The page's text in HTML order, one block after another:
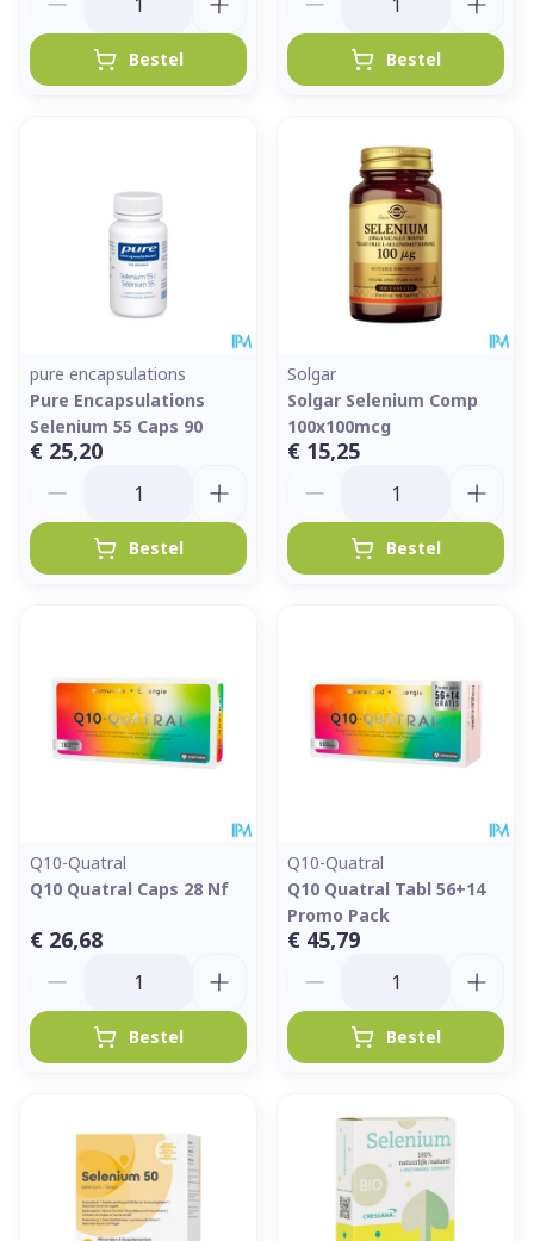
Bestel Bestel
pure encapsulations
Pure Encapsulations
Selenium 55 Caps 90
€ 25,20
Bestel
Solgar
Solgar Selenium Comp
100x100mcg
€ 15,25
Bestel
Q10-Quatral
Q10 Quatral Caps 28 Nf
€ 26,68
Bestel
Q10-Quatral
Q10 Quatral Tabl 56+14
Promo Pack
€ 45,79
Bestel